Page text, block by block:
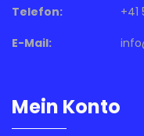
Telefon:
+41
E-Mail:
Mein Konto